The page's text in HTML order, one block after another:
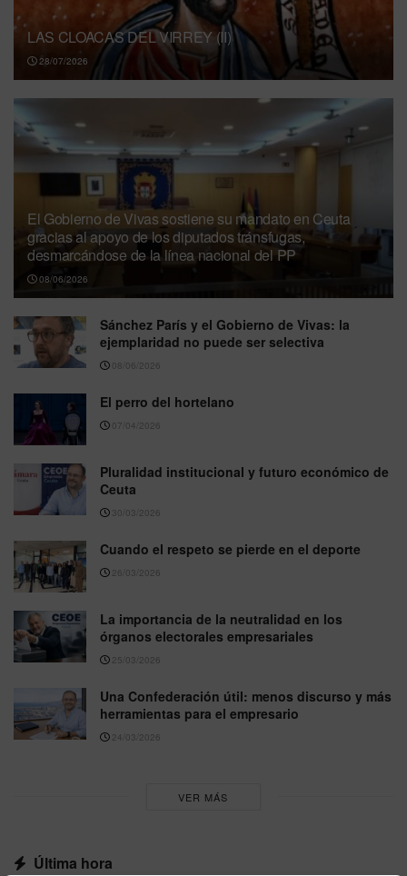
LAS CLOACAS DEL VIRREY (II)
28/07/2026
El Gobierno de Vivas sostiene su mandato en Ceuta
gracias al apoyo de los diputados tránsfugas,
desmarcándose de la línea nacional del PP
08/06/2026
Sánchez París y el Gobierno de Vivas: la
ejemplaridad no puede ser selectiva
08/06/2026
El perro del hortelano
07/04/2026
Pluralidad institucional y futuro económico de
Ceuta
30/03/2026
Cuando el respeto se pierde en el deporte
26/03/2026
La importancia de la neutralidad en los
órganos electorales empresariales
25/03/2026
Una Confederación útil: menos discurso y más
herramientas para el empresario
24/03/2026
VER MÁS
Última hora